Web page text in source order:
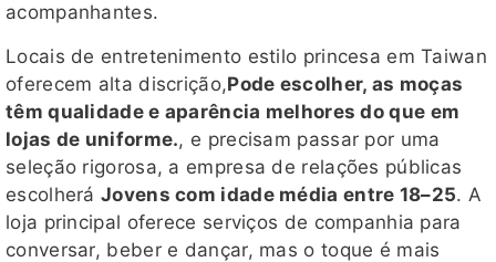
acompanhantes.
Locais de entretenimento estilo princesa em Taiwan
oferecem alta discrição,Pode escolher, as moças
têm qualidade e aparência melhores do que em
lojas de uniforme., e precisam passar por uma
seleção rigorosa, a empresa de relações públicas
escolheráJovens com idade média entre 18–25. A
loja principal oferece serviços de companhia para
conversar, beber e dançar, mas o toque é mais